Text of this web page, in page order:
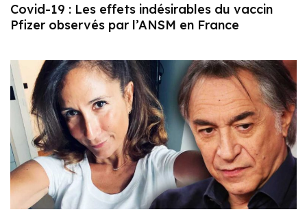
Covid-19 : Les effets indésirables du vaccin
Pfizer observés par l’ANSM en France